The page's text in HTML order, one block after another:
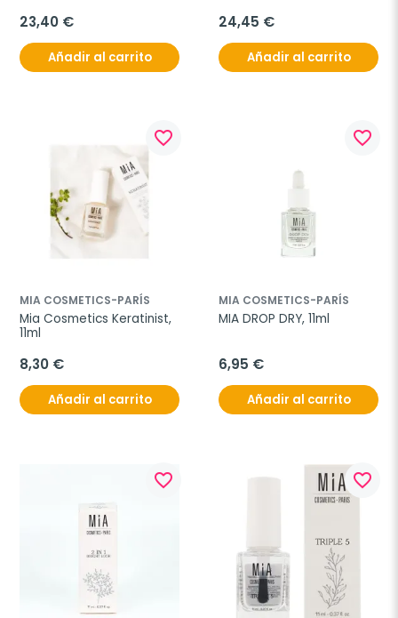
23,40 €
Añadir al carrito
24,45 €
Añadir al carrito
favorite_border
MIA COSMETICS-PARÍS
Mia Cosmetics Keratinist,
11ml
8,30 €
Añadir al carrito
favorite_border
MIA COSMETICS-PARÍS
MIA DROP DRY, 11ml
6,95 €
Añadir al carrito
favorite_border favorite_border